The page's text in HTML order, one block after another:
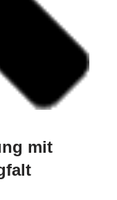
mit